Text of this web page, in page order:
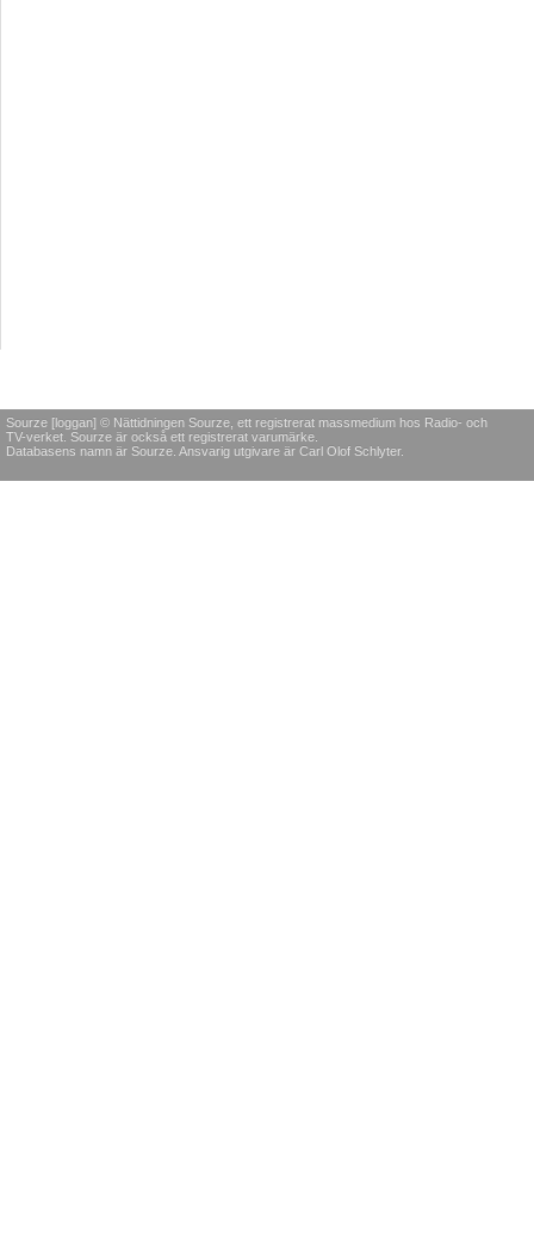
Sourze [loggan] © Nättidningen Sourze, ett registrerat massmedium hos Radio- och
TV-verket. Sourze är också ett registrerat varumärke.
Databasens namn är Sourze. Ansvarig utgivare är Carl Olof Schlyter.